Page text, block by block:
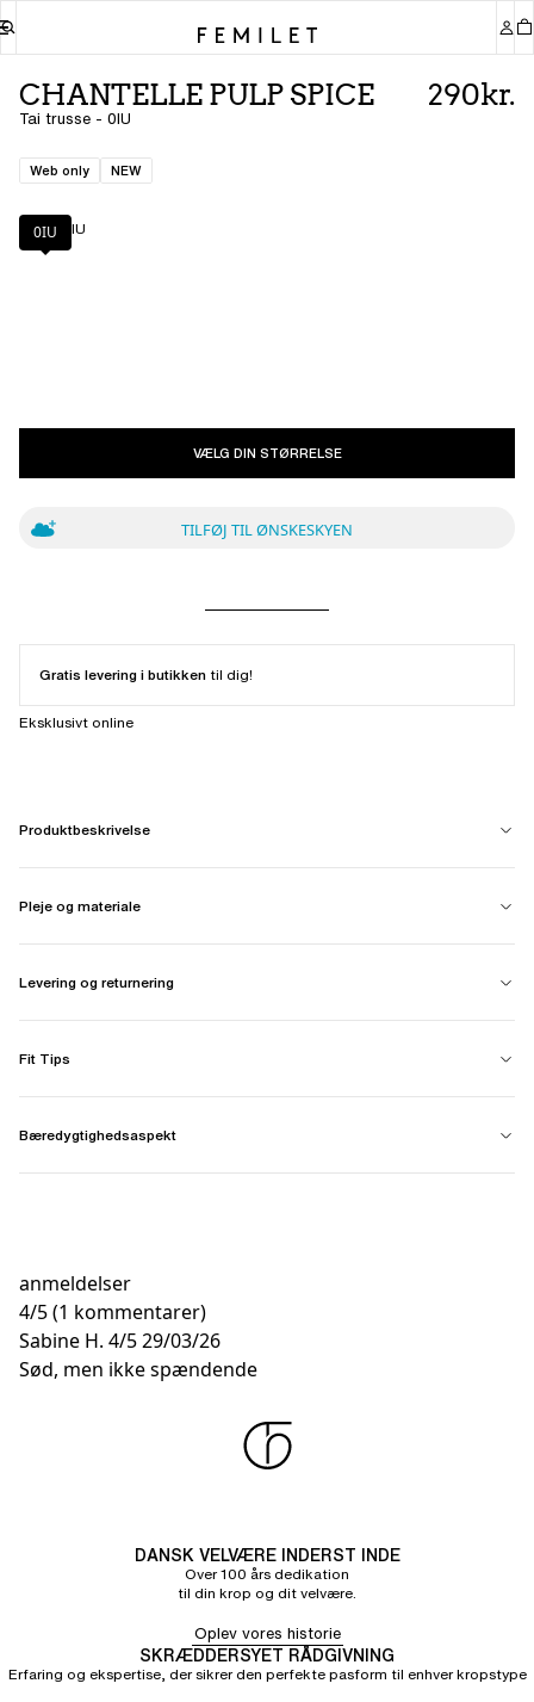
CHANTELLE PULP SPICE
Tai trusse - 0IU
290kr.
Web only NEW
Farve: 0IU
0IU
VÆLG DIN STØRRELSE
TILFØJ TIL ØNSKESKYEN
Gratis levering i butikken til dig!
Eksklusivt online
Produktbeskrivelse
Pleje og materiale
Levering og returnering
Fit Tips
Bæredygtighedsaspekt
anmeldelser
4/5(1 kommentarer)
Sabine H. 4/529/03/26
Sød, men ikke spændende
DANSK VELVÆRE INDERST INDE
Over 100 års dedikation
til din krop og dit velvære.
Oplev vores historie
SKRÆDDERSYET RÅDGIVNING
Erfaring og ekspertise, der sikrer den perfekte pasform til enhver kropstype